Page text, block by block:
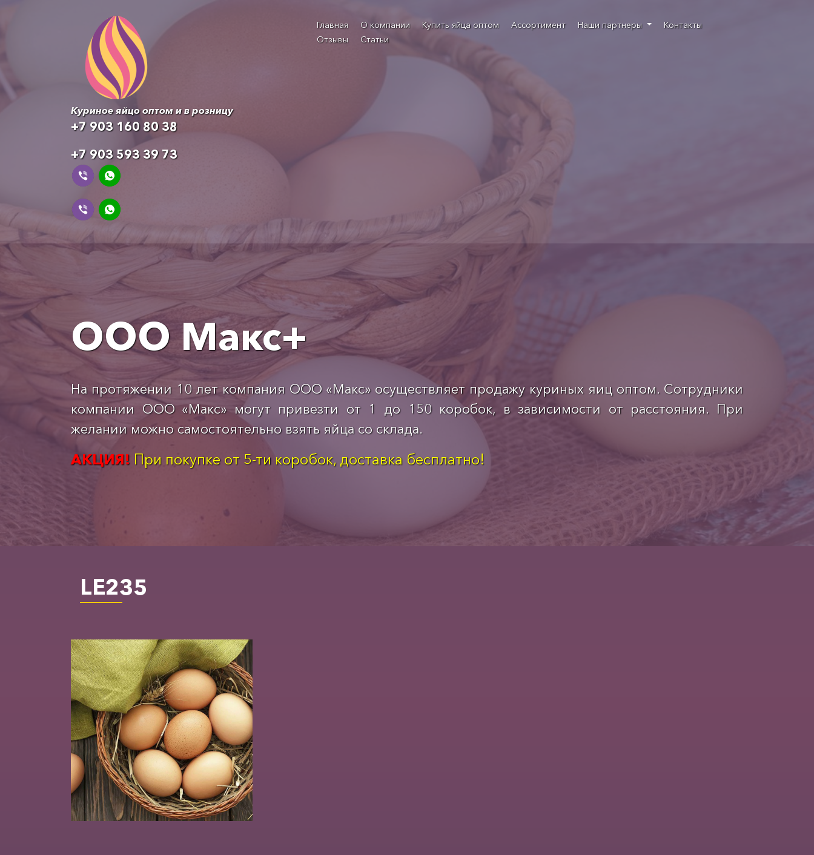
Куриное яйцо оптом и в розницу
+7 903 160 80 38
+7 903 593 39 73
Главная О компании Купить яйца оптом Ассортимент Наши партнеры
Контакты
Отзывы
Статьи
ООО Макс+
На протяжении 10 лет компания ООО «Макс» осуществляет продажу куриных яиц оптом. Сотрудники
компании ООО «Макс» могут привезти от 1 до 150 коробок, в зависимости от расстояния. При
желании можно самостоятельно взять яйца со склада.
АКЦИЯ! При покупке от 5-ти коробок, доставка бесплатно!
LE235